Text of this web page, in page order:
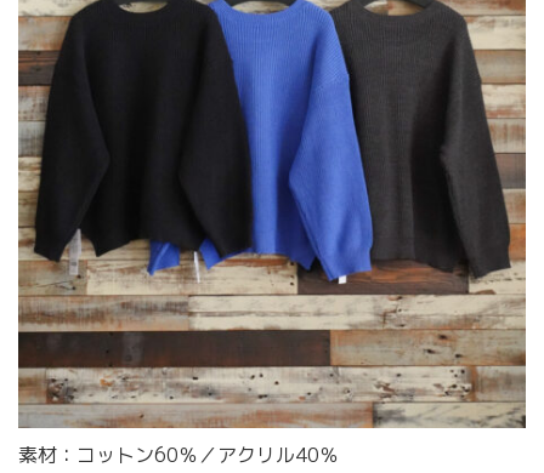
素材：コットン60％／アクリル40％